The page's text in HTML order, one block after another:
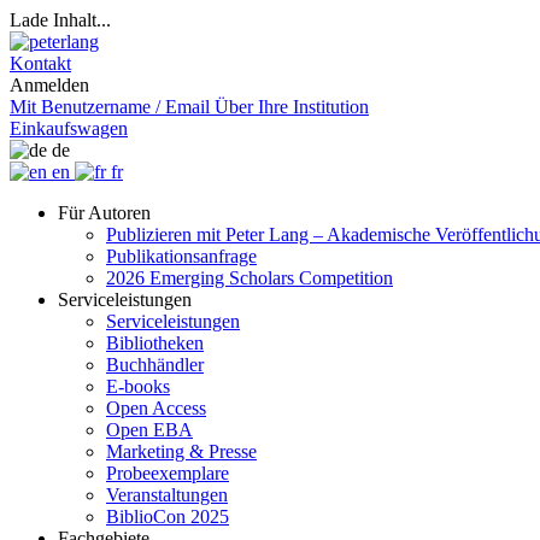
Lade Inhalt...
Kontakt
Anmelden
Mit Benutzername / Email Über Ihre Institution
Einkaufswagen
de
en
fr
Für Autoren
Publizieren mit Peter Lang – Akademische
Publikationsanfrage
2026 Emerging Scholars Competition
Serviceleistungen
Serviceleistungen
Bibliotheken
Buchhändler
E-books
Open Access
Open EBA
Marketing & Presse
Probeexemplare
Veranstaltungen
BiblioCon 2025